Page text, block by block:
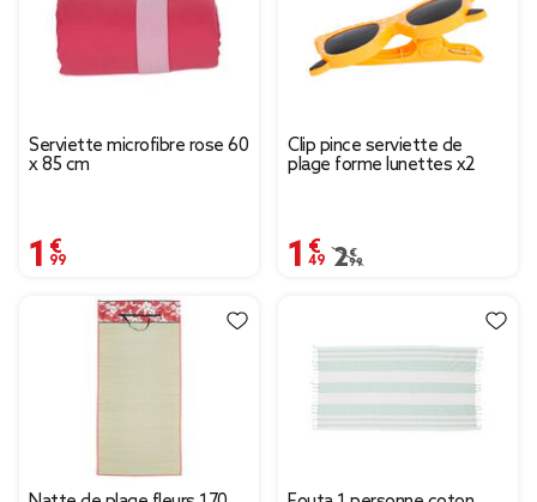
Serviette microfibre rose 60
x 85 cm
1,99 €
Clip pince serviette de
plage forme lunettes x2
1,49 €
Prix remisé de 2,99 €
2,99 €